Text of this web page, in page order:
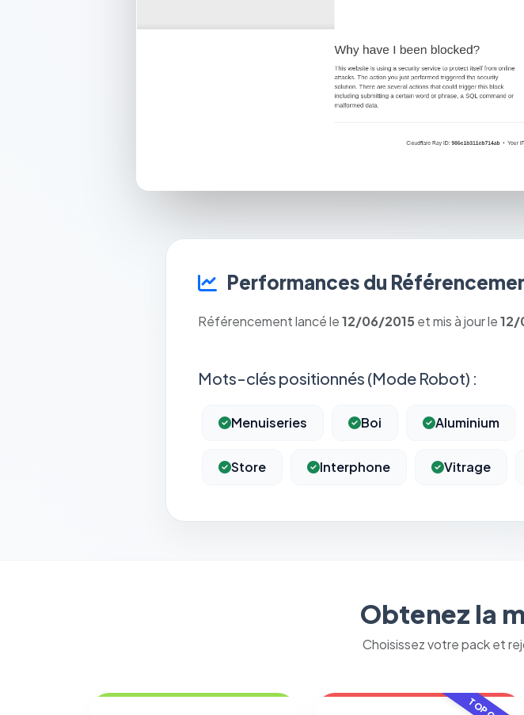
Performances du
Référencement lancé le12/06/2015 et mis à jour le12/
Mots-clés positionnés (Mode Robot) :
Menuiseries Boi Aluminium
Store Interphone Vitrage
Obtenez la
Choisissez votre pack et
Cookies essentiels
Nécessaires au fonctionnement
mémorisation de vos choix de